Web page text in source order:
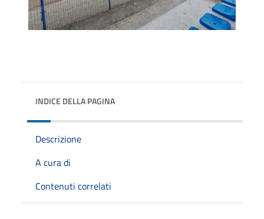
INDICE DELLA PAGINA
Descrizione
A cura di
Contenuti correlati